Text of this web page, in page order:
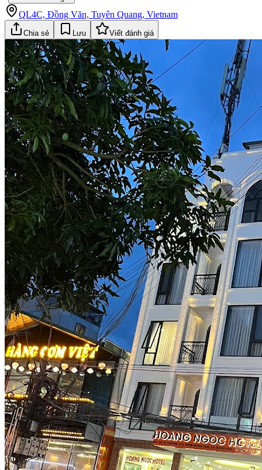
QL4C, Đồng Văn, Tuyên Quang, Vietnam
Chia sẻ Lưu Viết đánh giá